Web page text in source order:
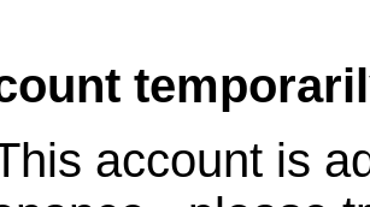
account is